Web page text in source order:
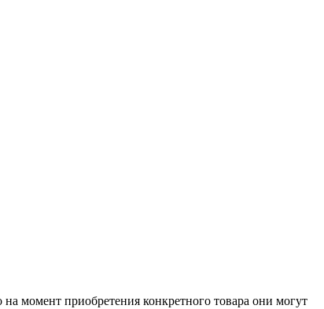
момент приобретения конкретного товара они могут